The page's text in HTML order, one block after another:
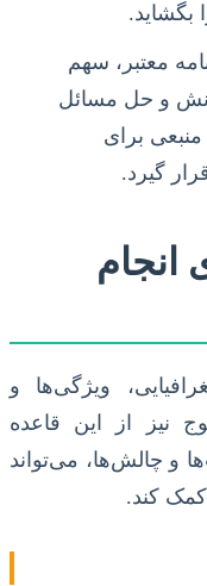
بگشاید.
معتبر، سهم
و حل مسائل
منبعی برای
گیرد.
ویژگی‌ها و
نیز از این قاعده
و چالش‌ها، می‌تواند
کمک کند.